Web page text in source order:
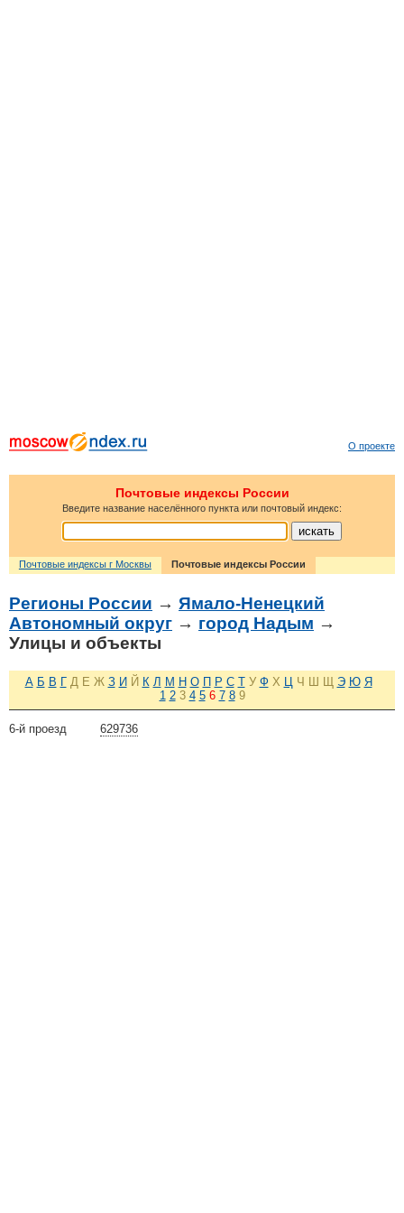
О проекте
Почтовые индексы России
Введите название населённого пункта или почтовый индекс:
Почтовые индексы г Москвы Почтовые индексы России
Регионы России → Ямало-Ненецкий
Автономный округ → город Надым →
Улицы и объекты
А Б В Г Д Е Ж З И Й К Л М Н О П Р С Т У Ф Х Ц Ч Ш Щ Э Ю Я
1 2 3 4 5 6 7 8 9
629736
6-й проезд